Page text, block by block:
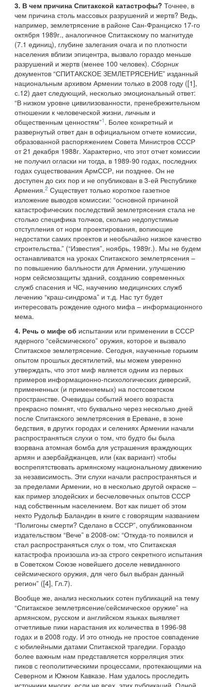
3. В чем причина Спитакской катастрофы? Точнее, в
чем причина столь массовых разрушений и жертв? Ведь,
например, землетрясение в районе Сан-Франциско 17-го
октября 1989г., аналогичное Спитакскому по магнитуде
(7.1 единиц), глубине залегания очага и по плотности
населения вблизи эпицентра, вызвало гораздо меньше
разрушений и жертв (менее 100 человек). Сборник
документов “СПИТАКСКОЕ ЗЕМЛЕТРЯСЕНИЕ” изданный
национальным архивом Армении только в 2008 году ([1],
с.12) дает следующий, несколько эмоциональный ответ:
“В низком уровне цивилизованности, пренебрежительном
отношении к человеческой жизни, личным и
общественным ценностям”1 . Более конкретный и
развернутый ответ дан в официальном отчете комиссии,
образованной распоряжением Совета Министров СССР
от 21 декабря 1988г. Характерно, что этот отчет комиссии
не получил огласки ни тогда, в 1989-90 годах, последних
годах существования АрмССР, ни позднее. Он не
доступен до сих пор и не опубликован в 3-ей Республике
Армения.2 Существует только короткое газетное
изложение выводов комиссии: “основной причиной
катастрофических последствий землетрясения стала не
столько специфика толчков, сколько недопустимые
отступления от норм проектирования, вопиющие
недостатки самих проектов и необычайно низкое качество
строительства.” (“Известия”, ноябрь, 1989г.). Мы не будем
останавливатся на уроках Спитакского землетрясения –
по повышению балльности для Армении, улучшению
норм сейсмозащиты зданий, созданию современных
служб спасения и ЧС, научению медицинских служб
лечению “краш-синдрома” и т.д. Нас тут будет
интересовать рождение одного мифа – информационного
мема.
4. Речь о мифе об испытании или применении в СССР
ядерного “сейсмического” оружия, которое и вызвало
Спитакское землетрясение. Сегодня, наученные горьким
опытом прошлых десятилетий, мы можем уверенно
утверждать, что этот миф является одним из первых
примеров информационно-психологических диверсий,
примененных (и применяемых) на постсоветском
пространстве. Очевидцы событий моего возраста
прекрасно помнят, что буквально через несколько дней
после Спитакского землетрясения в Ереване, в зоне
бедствия, в других городах и селениях Армении начали
распространяться слухи о том, что будто бы была
взорвана атомная бомба для устрашения враждующих
армян и азербайджанцев, или (как вариант) чтобы
воспрепятствовать армянскому национальному движению
за независимость. Эти слухи начали распространяться и
за пределами Армении, но в несколько другой окраске –
как пример злодейских и бесчеловечных опытов СССР
над собственным населением. Вот как пишет об этом
некто Рудольф Баландин в книге с говорящим названием
“Полигоны смерти? Сделано в СССР”, опубликованном
издательством “Вече” в 2008-ом: “Откуда-то появился и
стал распространяться слух о том, что Спитакская
катастрофа произошла из-за строго секретного испытания
в Советском Союзе новейшего доселе невиданного
сейсмического оружия, для чего был выбран данный
регион” ([4], Гл.7).
Вообще же, анализ нескольких сотен публикаций на тему
“Спитакское землетрясение/сейсмическое оружие” на
армянском, русском и английском языках выявляет
отчетливые пики нарастания их количества в 1996-98
годах и в 2008 году. И это отнюдь не простое совпадение
с юбилейными датами Спитакской трагедии. Гораздо
более важным нам представляется корреляция этих
пиков с геополитическими процессами, протекающими на
Северном и Южном Кавказе. Нам удалось проследить